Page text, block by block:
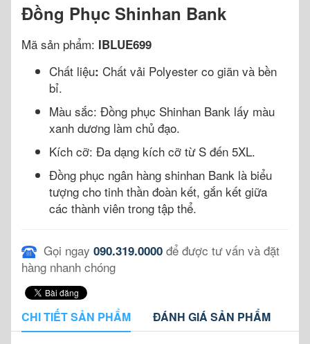
Đồng Phục Shinhan Bank
Mã sản phẩm: IBLUE699
Chất liệu: Chất vải Polyester co giãn và bền
bỉ.
Màu sắc: Đồng phục Shinhan Bank lấy màu
xanh dương làm chủ đạo.
Kích cỡ: Đa dạng kích cỡ từ S đến 5XL.
Đồng phục ngân hàng shinhan Bank là biểu
tượng cho tinh thần đoàn kết, gắn kết giữa
các thành viên trong tập thể.
Gọi ngay 090.319.0000 để được tư vấn và đặt
hàng nhanh chóng
CHI TIẾT SẢN PHẨM ĐÁNH GIÁ SẢN PHẨM